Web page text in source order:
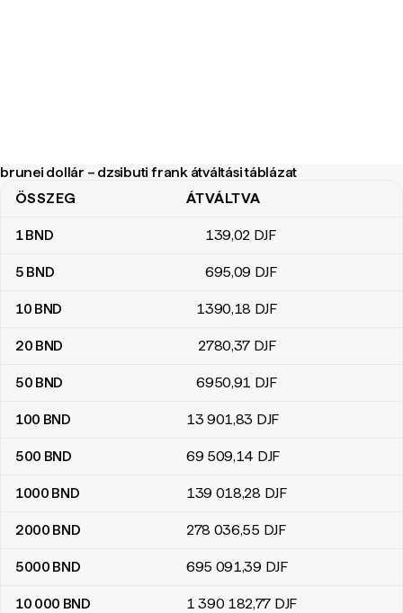
brunei dollár – dzsibuti frank átváltási táblázat
brunei dollár – dzsibuti frank átváltási táblázat
ÖSSZEG ÁTVÁLTVA
1BND 139,02 DJF
5 BND 695,09 DJF
10 BND 1390,18 DJF
20 BND 2780,37 DJF
50 BND 6950,91 DJF
100 BND 13 901,83 DJF
500 BND 69 509,14 DJF
1000 BND 139 018,28 DJF
2000 BND 278 036,55 DJF
5000 BND 695 091,39 DJF
10 000 BND 1 390 182,77 DJF